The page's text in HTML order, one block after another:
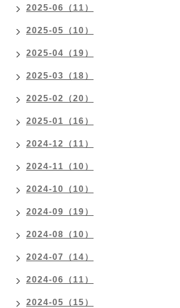
2025-06（11）
2025-05（10）
2025-04（19）
2025-03（18）
2025-02（20）
2025-01（16）
2024-12（11）
2024-11（10）
2024-10（10）
2024-09（19）
2024-08（10）
2024-07（14）
2024-06（11）
2024-05（15）